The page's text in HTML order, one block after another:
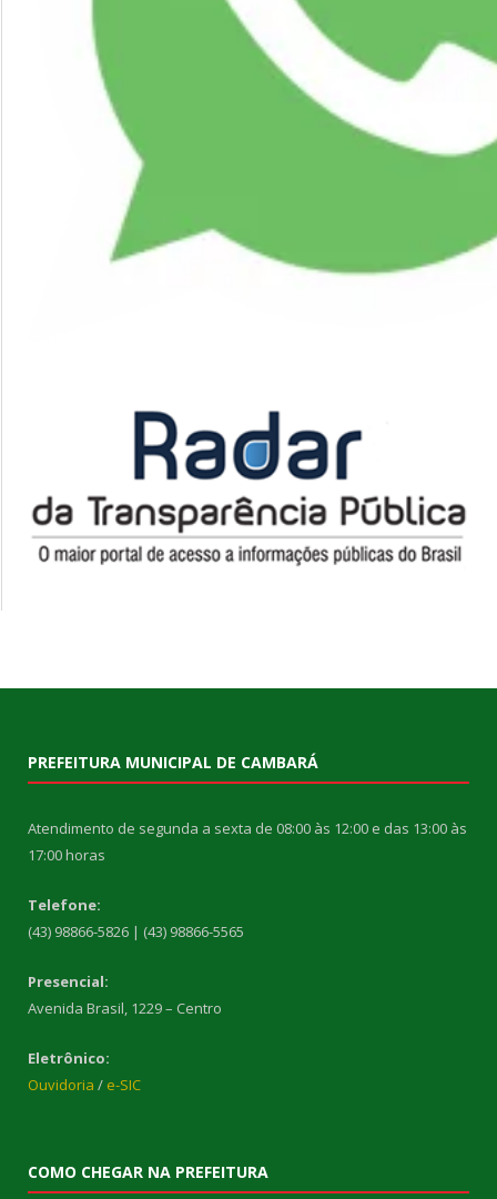
PREFEITURA MUNICIPAL DE CAMBARÁ
Atendimento de segunda a sexta de 08:00 às 12:00 e das 13:00 às
17:00 horas
Telefone:
(43) 98866-5826 | (43) 98866-5565
Presencial:
Avenida Brasil, 1229 – Centro
Eletrônico:
Ouvidoria / e-SIC
COMO CHEGAR NA PREFEITURA